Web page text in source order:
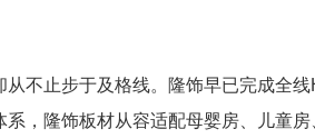
不止步于及格线。隆饰早已完成全
，隆饰板材从容适配母婴房、儿童